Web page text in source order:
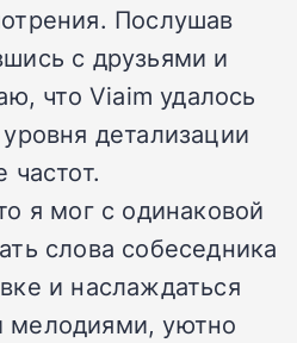
Послушав
с друзьями и
что Viaim удалось
детализации
частот.
я мог с одинаковой
слова собеседника
и наслаждаться
мелодиями, уютно